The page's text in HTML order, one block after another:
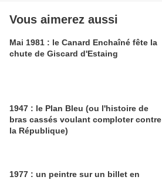
Vous aimerez aussi
Mai 1981 : le Canard Enchaîné fête la
chute de Giscard d'Estaing
1947 : le Plan Bleu (ou l'histoire de
bras cassés voulant comploter contre
la République)
1977 : un peintre sur un billet en